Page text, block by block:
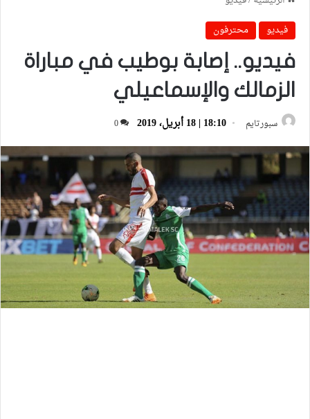
فيديو
محترفون
فيديو.. إصابة بوطيب في مباراة
الزمالك والإسماعيلي
سبورتايم 18:10 | 18 أبريل، 2019 0